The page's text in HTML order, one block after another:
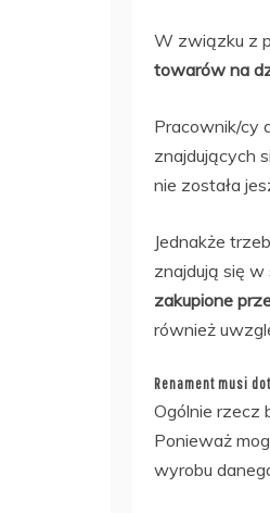
W związku z
towarów na
Pracownik/cy
znajdujących
nie została
Jednakże
znajdują się w
zakupione
również
Renament musi
Ogólnie rzecz
Ponieważ
wyrobu